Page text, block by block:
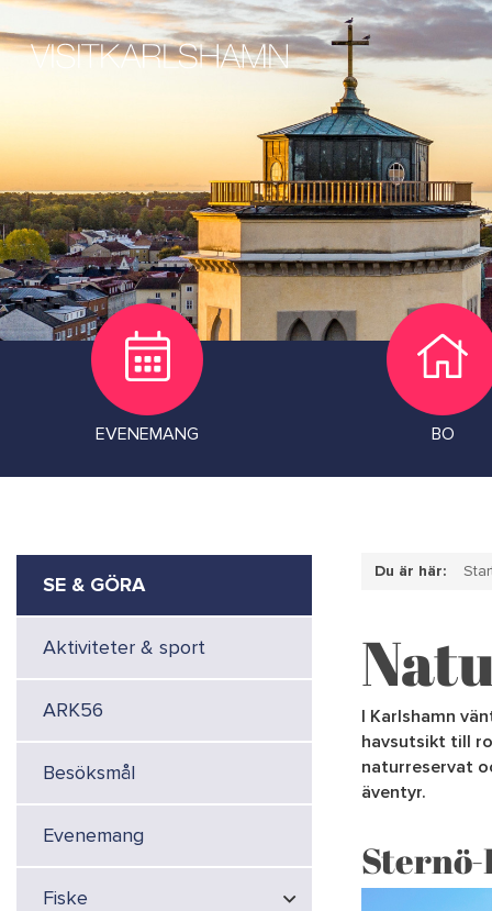
EVENEMANG BO
SE & GÖRA
Aktiviteter & sport
ARK56
Besöksmål
Evenemang
Fiske
Du är här:
I Karlshamn
havsutsikt till
naturreservat
äventyr.
Sternö-